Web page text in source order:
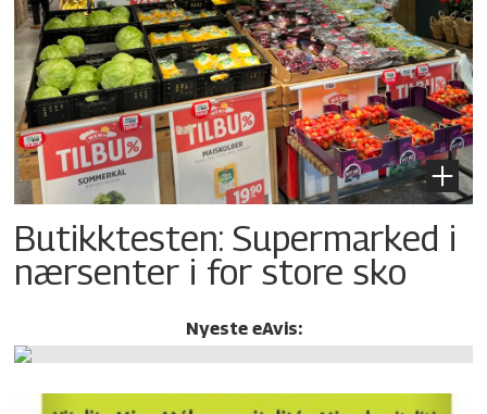
Butikktesten: Supermarked i
nærsenter i for store sko
Nyeste eAvis: